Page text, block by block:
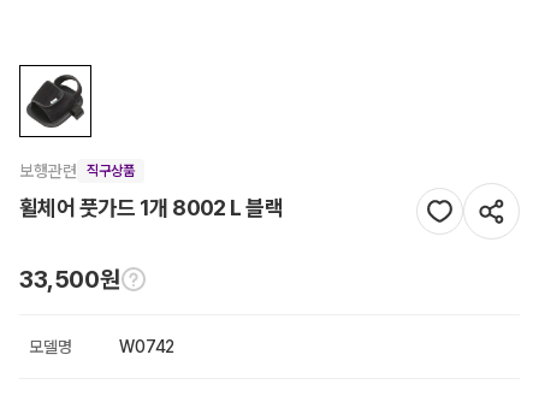
보행관련 직구상품
휠체어 풋가드 1개 8002 L 블랙
33,500원
모델명 W0742